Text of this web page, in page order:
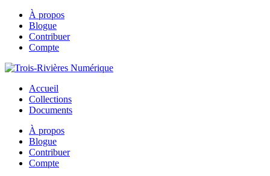
À propos
Blogue
Contribuer
Compte
Accueil
Collections
Documents
À propos
Blogue
Contribuer
Compte